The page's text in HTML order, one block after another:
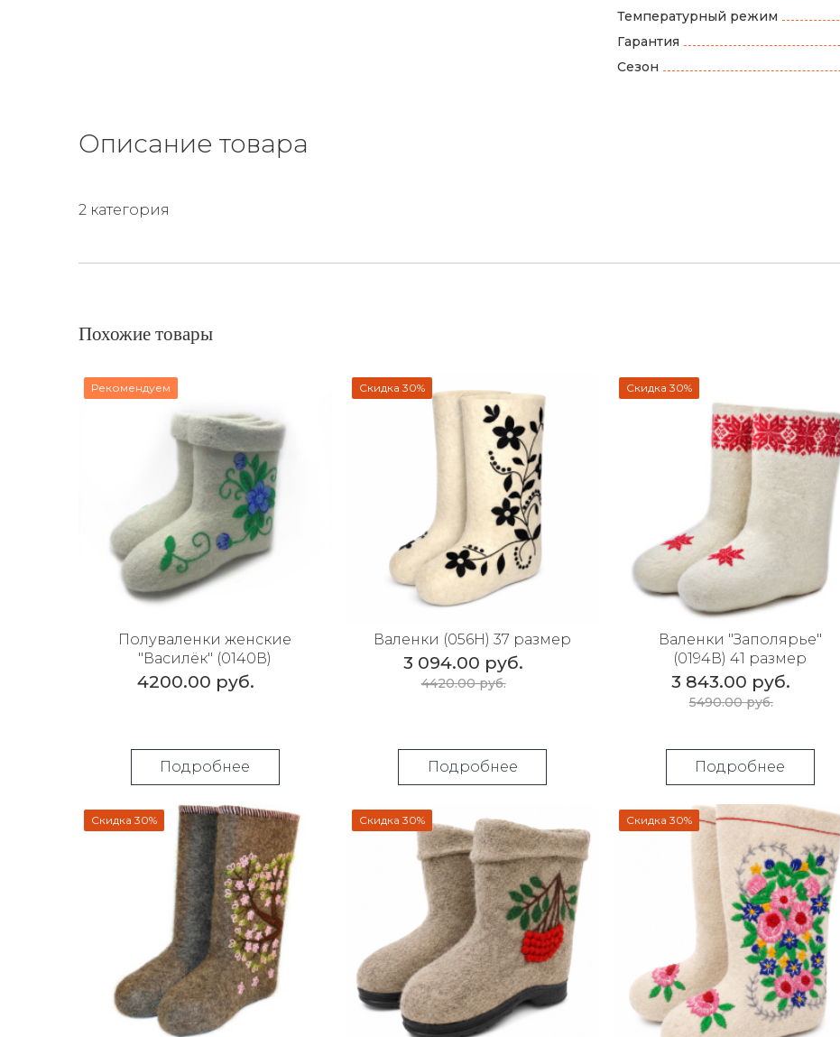
Температурный режим
Гарантия
Сезон
Описание товара
2 категория
Похожие товары
Рекомендуем
Полуваленки женские
"Василёк" (0140В)
4200.00 руб.
Подробнее
Скидка 30%
Валенки (056Н) 37 размер
3 094.00 руб.
4420.00 руб.
Подробнее
Скидка 30%
Валенки "Заполярье"
(0194В) 41 размер
3 843.00 руб.
5490.00 руб.
Подробнее
Скидка 30% Скидка 30% Скидка 30%